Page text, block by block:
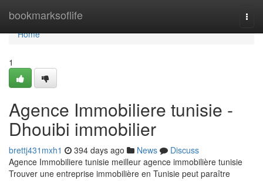
bookmarksoflife
Home
Home
1
Agence Immobiliere tunisie -
Dhouibi immobilier
brettj431mxh1 394 days ago News
Discuss
Agence Immobiliere tunisie meilleur agence immobilière tunisie
Trouver une entreprise immobilière en Tunisie peut paraître